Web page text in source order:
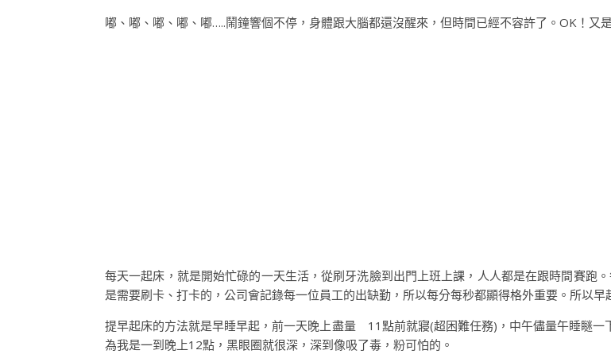
嘟、嘟、嘟、嘟、嘟…..鬧鐘響個不停，身體跟大腦都還沒醒來，但時間已經不容許了。OK！又
每天一起床，就是開始忙碌的一天生活，從刷牙洗臉到出門上班上課，人人都是在跟時間賽跑
是需要刷卡、打卡的，公司會記錄每一位員工的出缺勤，所以每分每秒都顯得格外重要。所以早
提早起床的方法就是早睡早起，前一天晚上盡量 11點前就寢(超困難任務)，中午儘量午睡瞇
為我是一到晚上12點，黑眼圈就很深，深到像吸了毒，粉可怕的。